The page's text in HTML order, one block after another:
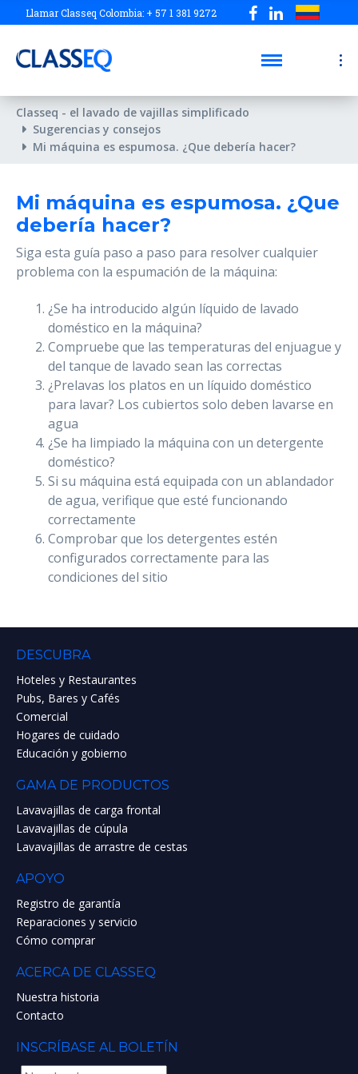
Llamar Classeq Colombia: + 57 1 381 9272
Classeq - el lavado de vajillas simplificado
Sugerencias y consejos
Mi máquina es espumosa. ¿Que debería hacer?
Mi máquina es espumosa. ¿Que
debería hacer?
Siga esta guía paso a paso para resolver cualquier
problema con la espumación de la máquina:
¿Se ha introducido algún líquido de lavado
doméstico en la máquina?
Compruebe que las temperaturas del enjuague y
del tanque de lavado sean las correctas
¿Prelavas los platos en un líquido doméstico
para lavar? Los cubiertos solo deben lavarse en
agua
¿Se ha limpiado la máquina con un detergente
doméstico?
Si su máquina está equipada con un ablandador
de agua, verifique que esté funcionando
correctamente
Comprobar que los detergentes estén
configurados correctamente para las
condiciones del sitio
DESCUBRA
Hoteles y Restaurantes
Pubs, Bares y Cafés
Comercial
Hogares de cuidado
Educación y gobierno
GAMA DE PRODUCTOS
Lavavajillas de carga frontal
Lavavajillas de cúpula
Lavavajillas de arrastre de cestas
APOYO
Registro de garantía
Reparaciones y servicio
Cómo comprar
ACERCA DE CLASSEQ
Nuestra historia
Contacto
INSCRÍBASE AL BOLETÍN